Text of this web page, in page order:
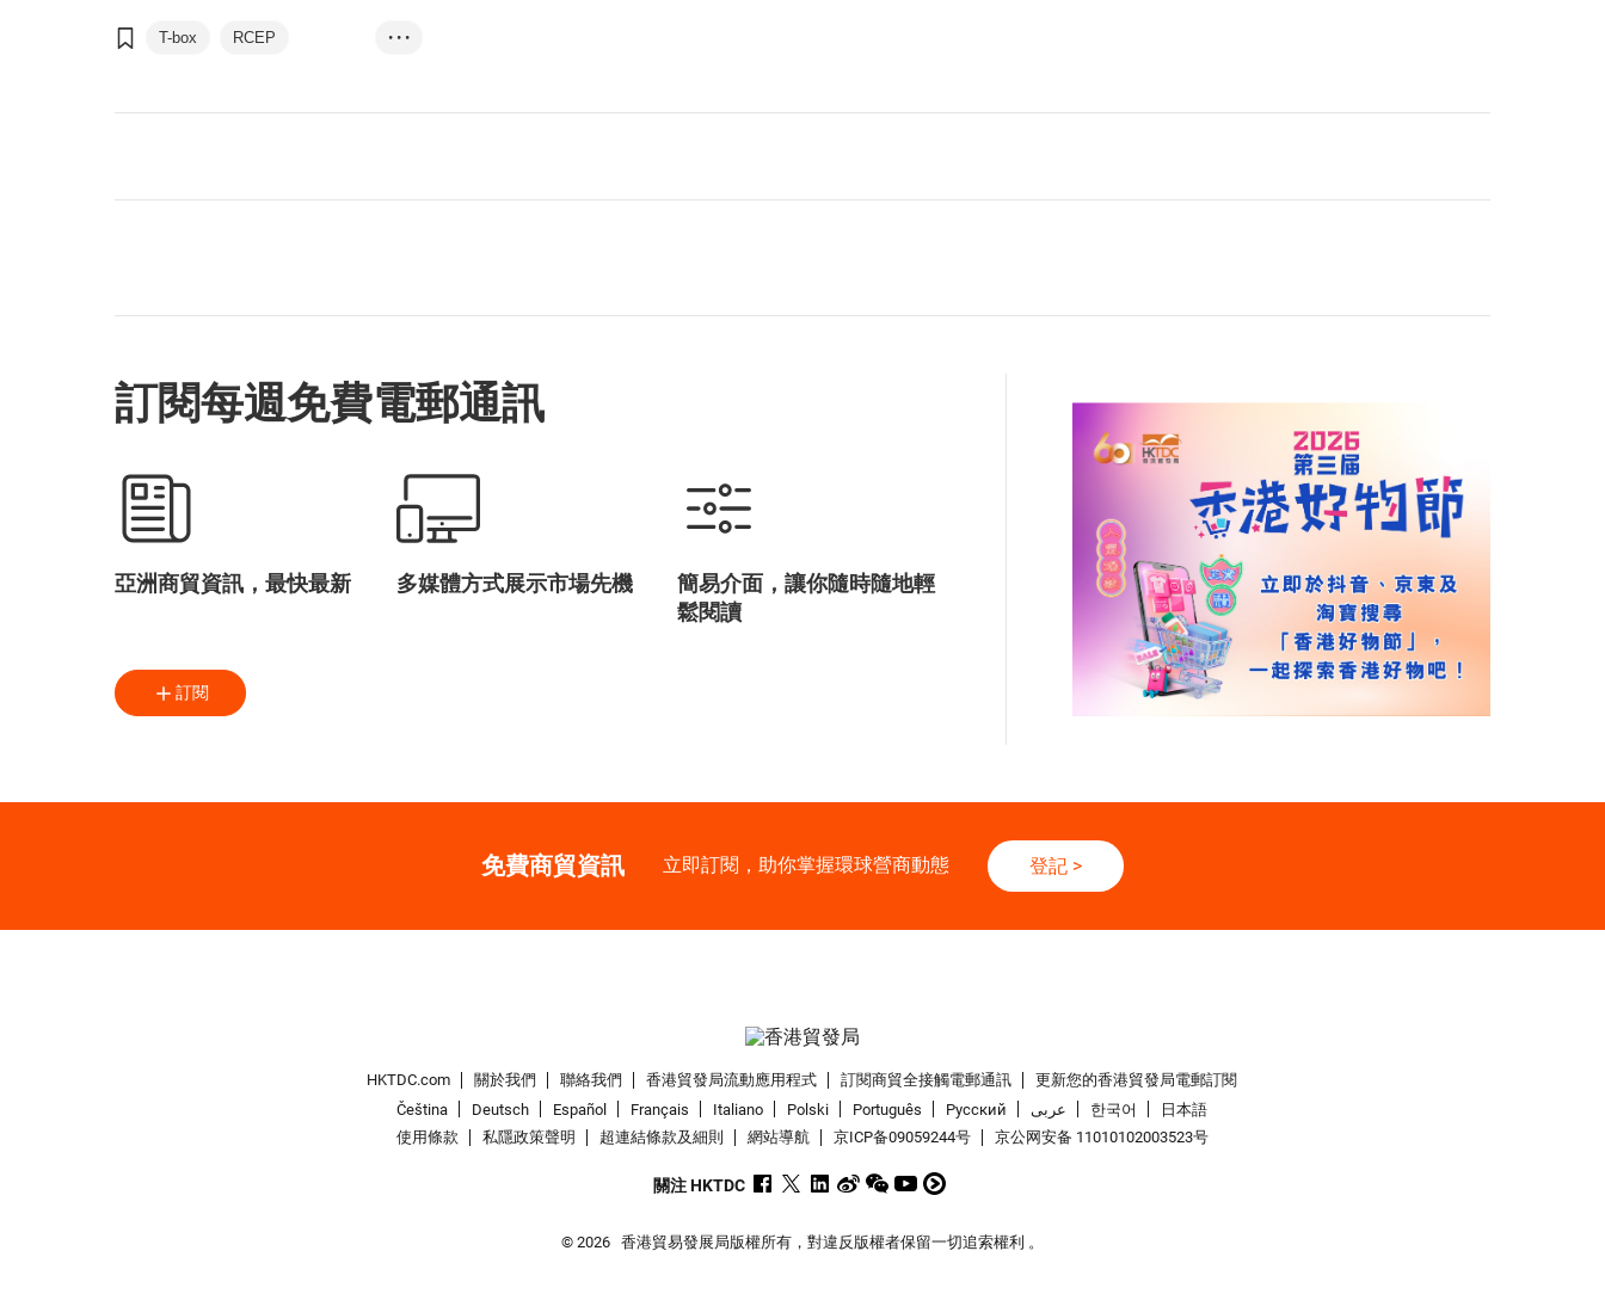
商可善用RCEP的原產地規則重新佈
局供應鏈，有助降低稅率，迎接商
T-box
RCEP
• • •
訂閱每週免費電郵通訊
亞洲商貿資訊，最快最新 多媒體方式展示市場先機
簡易介面，讓你隨時隨地輕
鬆閱讀
訂閱
免費商貿資訊 立即訂閱，助你掌握環球營商動態 登記>
HKTDC.com 關於我們 聯絡我們 香港貿發局流動應用程式 訂閱商貿全接觸電郵通訊
更新您的香港貿發局電郵訂閱
Čeština
Deutsch Español Français Italiano Polski Português Pусский عربى 한국어
日本語
使用條款
私隱政策聲明 超連結條款及細則 網站導航 京ICP备09059244号 京公网安备 11010102003523号
關注 HKTDC
© 2026 香港貿易發展局版權所有，對違反版權者保留一切追索權利 。